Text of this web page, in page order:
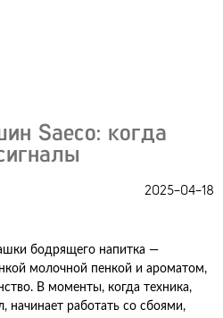
Saeco: когда
2025-04-18
бодрящего напитка —
молочной пенкой и ароматом,
В моменты, когда техника,
начинает работать со сбоями,